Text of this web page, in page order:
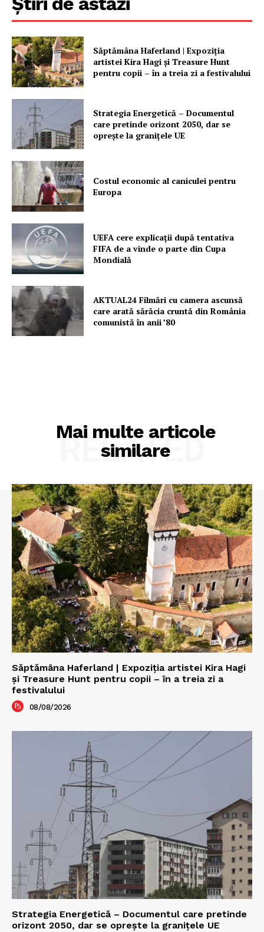
Săptămâna Haferland | Expoziţia
artistei Kira Hagi şi Treasure Hunt
pentru copii – în a treia zi a festivalului
Strategia Energetică – Documentul
care pretinde orizont 2050, dar se
oprește la granițele UE
Costul economic al caniculei pentru
Europa
UEFA cere explicații după tentativa
FIFA de a vinde o parte din Cupa
Mondială
AKTUAL24 Filmări cu camera ascunsă
care arată sărăcia cruntă din România
comunistă în anii ’80
Mai multe articole
similare
RELATED
Săptămâna Haferland | Expoziţia artistei Kira Hagi
şi Treasure Hunt pentru copii – în a treia zi a
festivalului
08/08/2026
Strategia Energetică – Documentul care pretinde
orizont 2050, dar se oprește la granițele UE